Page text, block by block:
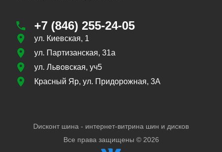
+7 (846) 255-24-05
ул. Киевская, 1
ул. Партизанская, 31а
ул. Львовская, уч5
Красный Яр, ул. Придорожная, 3А
Dисконт шина - интернет-витрина шин и дисков
Все права защищены © 2026